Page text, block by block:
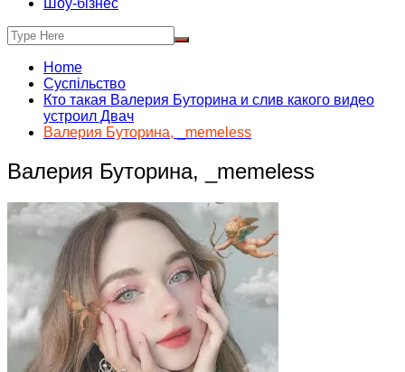
Шоу-бізнес
Home
Суспільство
Кто такая Валерия Буторина и слив какого видео
устроил Двач
Валерия Буторина, _memeless
Валерия Буторина, _memeless